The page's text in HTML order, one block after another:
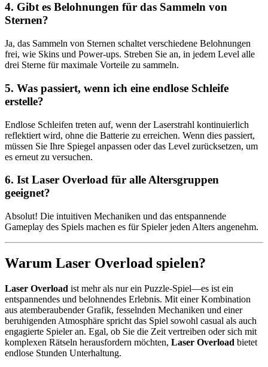
4. Gibt es Belohnungen für das Sammeln von
Sternen?
Ja, das Sammeln von Sternen schaltet verschiedene Belohnungen
frei, wie Skins und Power-ups. Streben Sie an, in jedem Level alle
drei Sterne für maximale Vorteile zu sammeln.
5. Was passiert, wenn ich eine endlose Schleife
erstelle?
Endlose Schleifen treten auf, wenn der Laserstrahl kontinuierlich
reflektiert wird, ohne die Batterie zu erreichen. Wenn dies passiert,
müssen Sie Ihre Spiegel anpassen oder das Level zurücksetzen, um
es erneut zu versuchen.
6. Ist Laser Overload für alle Altersgruppen
geeignet?
Absolut! Die intuitiven Mechaniken und das entspannende
Gameplay des Spiels machen es für Spieler jeden Alters angenehm.
Warum Laser Overload spielen?
Laser Overload ist mehr als nur ein Puzzle-Spiel—es ist ein
entspannendes und belohnendes Erlebnis. Mit einer Kombination
aus atemberaubender Grafik, fesselnden Mechaniken und einer
beruhigenden Atmosphäre spricht das Spiel sowohl casual als auch
engagierte Spieler an. Egal, ob Sie die Zeit vertreiben oder sich mit
komplexen Rätseln herausfordern möchten, Laser Overload bietet
endlose Stunden Unterhaltung.